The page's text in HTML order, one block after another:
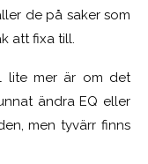
de på saker som
att fixa till.
lite mer är om det
ändra EQ eller
men tyvärr finns